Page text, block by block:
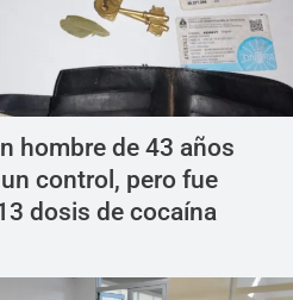
hombre de 43 años
control, pero fue
dosis de cocaína